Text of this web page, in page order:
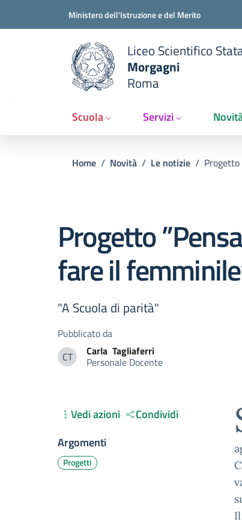
Ministero dell'Istruzione e del Merito
Liceo Scientifico
Morgagni
Roma
Scuola Servizi
Briciole di pane
Home / Novità / Le notizie / Progetto
Progetto
fare il
"A Scuola di parità"
Pubblicato da
CT
Carla Tagliaferri
Carla Tagliaferri
Personale Docente
Vedi azioni
Condividi
Argomenti
Progetti